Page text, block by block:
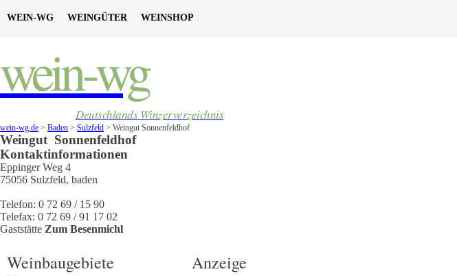
WEIN-WG WEINGÜTER WEINSHOP
wein-wg
Deutschlands Winzerverzeichnis
wein-wg.de > Baden > Sulzfeld > Weingut Sonnenfeldhof
Weingut Sonnenfeldhof
Kontaktinformationen
Eppinger Weg 4
75056 Sulzfeld, baden
Telefon: 0 72 69 / 15 90
Telefax: 0 72 69 / 91 17 02
Gaststätte Zum Besenmichl
Weinbaugebiete Anzeige